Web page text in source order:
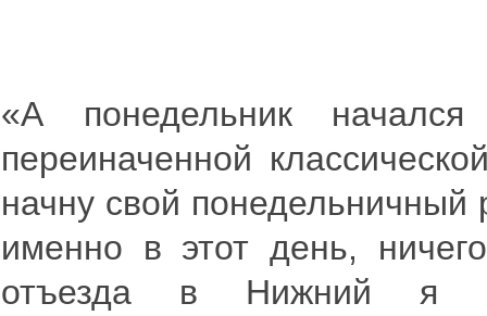
«А понедельник
переиначенной
начну свой
именно в этот день,
отъезда в Нижний я